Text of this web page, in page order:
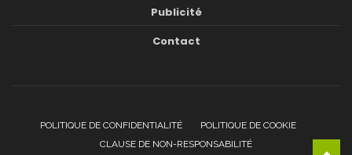
Publicité
Contact
POLITIQUE DE CONFIDENTIALITÉ
POLITIQUE DE COOKIE
CLAUSE DE NON-RESPONSABILITÉ